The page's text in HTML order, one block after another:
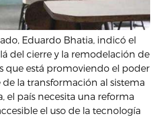
Eduardo Bhatia, indicó el
del cierre y la remodelación de
que está promoviendo el poder
la transformación al sistema
el país necesita una reforma
el uso de la tecnología